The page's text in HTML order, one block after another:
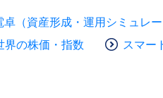
卓（資産形成・運用シミュレー
界の株価・指数 スマー